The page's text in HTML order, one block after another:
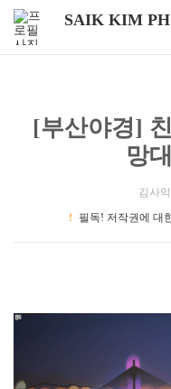
SAIK KIM
[부산야경]
망
김사익
！
필독! 저작권에 대